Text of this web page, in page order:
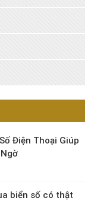
Điện Thoại Giúp
biển số có thật